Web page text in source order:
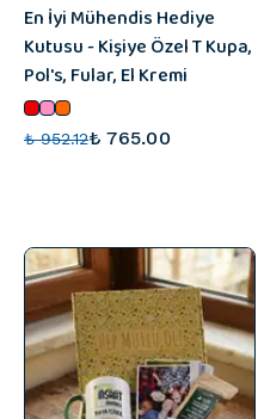
En İyi Mühendis Hediye
Kutusu - Kişiye Özel T Kupa,
Pol's, Fular, El Kremi
₺ 952.12₺ 765.00